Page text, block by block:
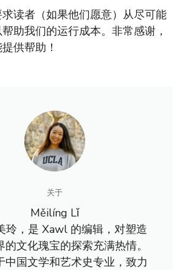
读者（如果他们愿意）从尽可能
助我们的运行成本。非常感谢，
供帮助！
关于
Měilíng Lǐ
玲，是 Xawl 的编辑，对塑造
的文化瑰宝的探索充满热情。
中国文学和艺术史专业，致力